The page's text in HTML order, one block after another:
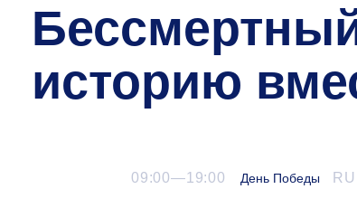
историю
09:00—19:00 День Победы RU